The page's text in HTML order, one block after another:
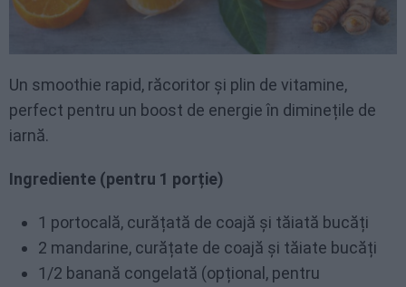
Un smoothie rapid, răcoritor și plin de vitamine,
perfect pentru un boost de energie în diminețile de
iarnă.
Ingrediente (pentru 1 porție)
1 portocală, curățată de coajă și tăiată bucăți
2 mandarine, curățate de coajă și tăiate bucăți
1/2 banană congelată (opțional, pentru